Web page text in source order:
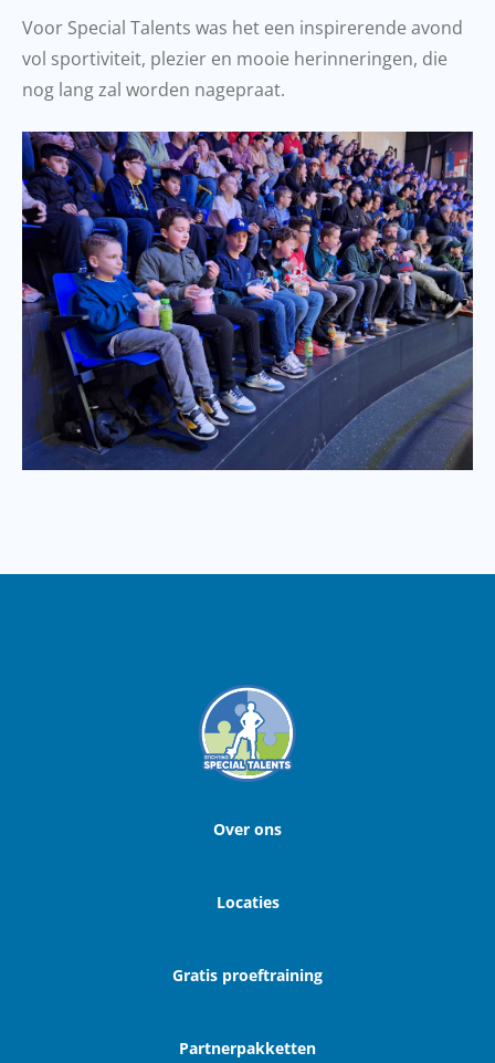
Voor Special Talents was het een inspirerende avond
vol sportiviteit, plezier en mooie herinneringen, die
nog lang zal worden nagepraat.
Over ons
Locaties
Gratis proeftraining
Partnerpakketten